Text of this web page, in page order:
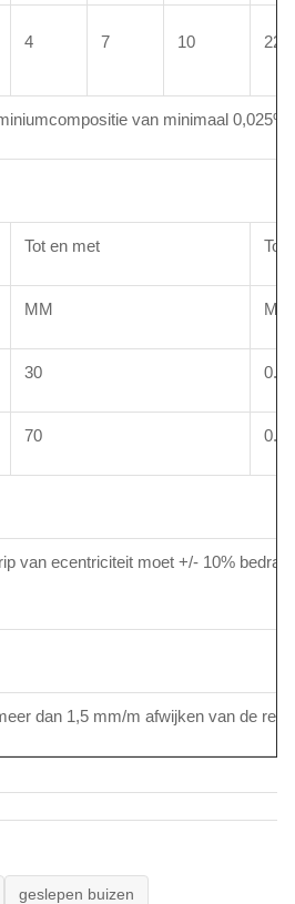
4 7 10 22
van minimaal 0,025%
Tot en met
MM
30 0.10
70 0.15
van ecentriciteit moet +/- 10%
dan 1,5 mm/m afwijken van de
geslepen buizen